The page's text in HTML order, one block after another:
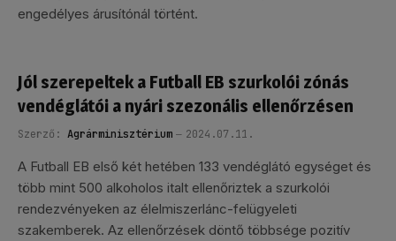
engedélyes árusítónál történt.
Jól szerepeltek a Futball EB szurkolói zónás
vendéglátói a nyári szezonális ellenőrzésen
Szerző: Agrárminisztérium 2024.07.11.
A Futball EB első két hetében 133 vendéglátó egységet és
több mint 500 alkoholos italt ellenőriztek a szurkolói
rendezvényeken az élelmiszerlánc-felügyeleti
szakemberek. Az ellenőrzések döntő többsége pozitív